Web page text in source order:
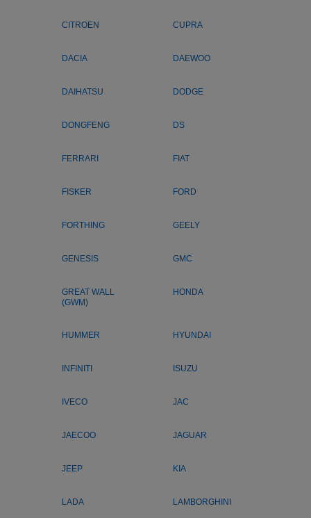
CITROEN CUPRA
DACIA DAEWOO
DAIHATSU DODGE
DONGFENG DS
FERRARI FIAT
FISKER FORD
FORTHING GEELY
GENESIS GMC
GREAT WALL
(GWM)
HONDA
HUMMER HYUNDAI
INFINITI ISUZU
IVECO JAC
JAECOO JAGUAR
JEEP KIA
LADA LAMBORGHINI